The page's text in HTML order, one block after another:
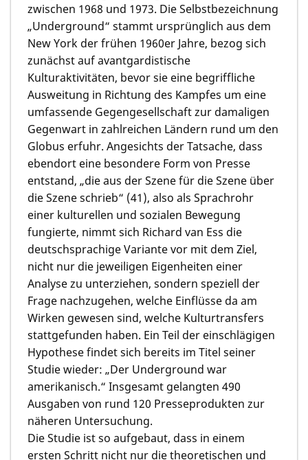
zwischen 1968 und 1973. Die Selbstbezeichnung
„Underground“ stammt ursprünglich aus dem
New York der frühen 1960er Jahre, bezog sich
zunächst auf avantgardistische
Kulturaktivitäten, bevor sie eine begriffliche
Ausweitung in Richtung des Kampfes um eine
umfassende Gegengesellschaft zur damaligen
Gegenwart in zahlreichen Ländern rund um den
Globus erfuhr. Angesichts der Tatsache, dass
ebendort eine besondere Form von Presse
entstand, „die aus der Szene für die Szene über
die Szene schrieb“ (41), also als Sprachrohr
einer kulturellen und sozialen Bewegung
fungierte, nimmt sich Richard van Ess die
deutschsprachige Variante vor mit dem Ziel,
nicht nur die jeweiligen Eigenheiten einer
Analyse zu unterziehen, sondern speziell der
Frage nachzugehen, welche Einflüsse da am
Wirken gewesen sind, welche Kulturtransfers
stattgefunden haben. Ein Teil der einschlägigen
Hypothese findet sich bereits im Titel seiner
Studie wieder: „Der Underground war
amerikanisch.“ Insgesamt gelangten 490
Ausgaben von rund 120 Presseprodukten zur
näheren Untersuchung.
Die Studie ist so aufgebaut, dass in einem
ersten Schritt nicht nur die theoretischen und